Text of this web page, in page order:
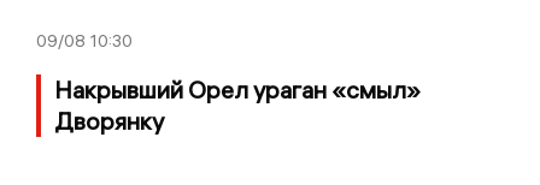
09/08 10:30
Накрывший Орел ураган «смыл»
Дворянку